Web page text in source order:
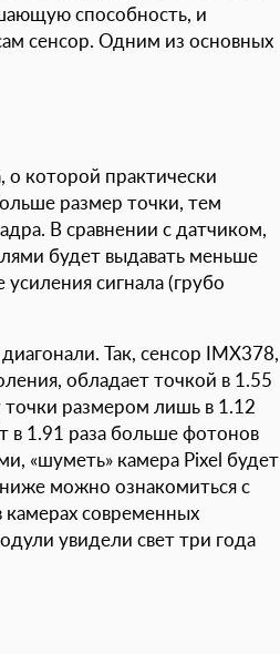
способность, и
сенсор. Одним из основных
о которой практически
размер точки, тем
В сравнении с датчиком,
будет выдавать меньше
сигнала (грубо
Так, сенсор IMX378,
обладает точкой в 1.55
размером лишь в 1.12
в 1.91 раза больше фотонов
«шуметь» камера Pixel будет
можно ознакомиться с
камерах современных
увидели свет три года